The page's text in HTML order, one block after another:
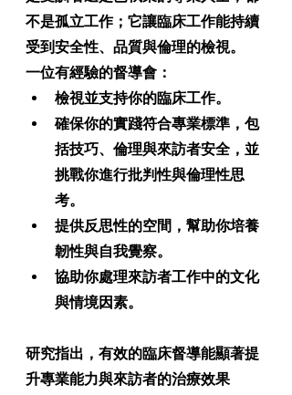
不是孤立工作；它讓臨床工作能持續
受到安全性、品質與倫理的檢視。
一位有經驗的督導會：
檢視並支持你的臨床工作。
確保你的實踐符合專業標準，包
括技巧、倫理與來訪者安全，並
挑戰你進行批判性與倫理性思
考。
提供反思性的空間，幫助你培養
韌性與自我覺察。
協助你處理來訪者工作中的文化
與情境因素。
研究指出，有效的臨床督導能顯著提
升專業能力與來訪者的治療效果